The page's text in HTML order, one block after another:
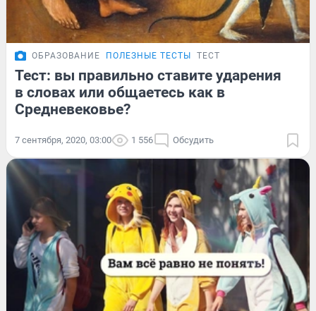
ОБРАЗОВАНИЕ ПОЛЕЗНЫЕ ТЕСТЫ ТЕСТ
Тест: вы правильно ставите ударения
в словах или общаетесь как в
Средневековье?
7 сентября, 2020, 03:00 1 556 Обсудить